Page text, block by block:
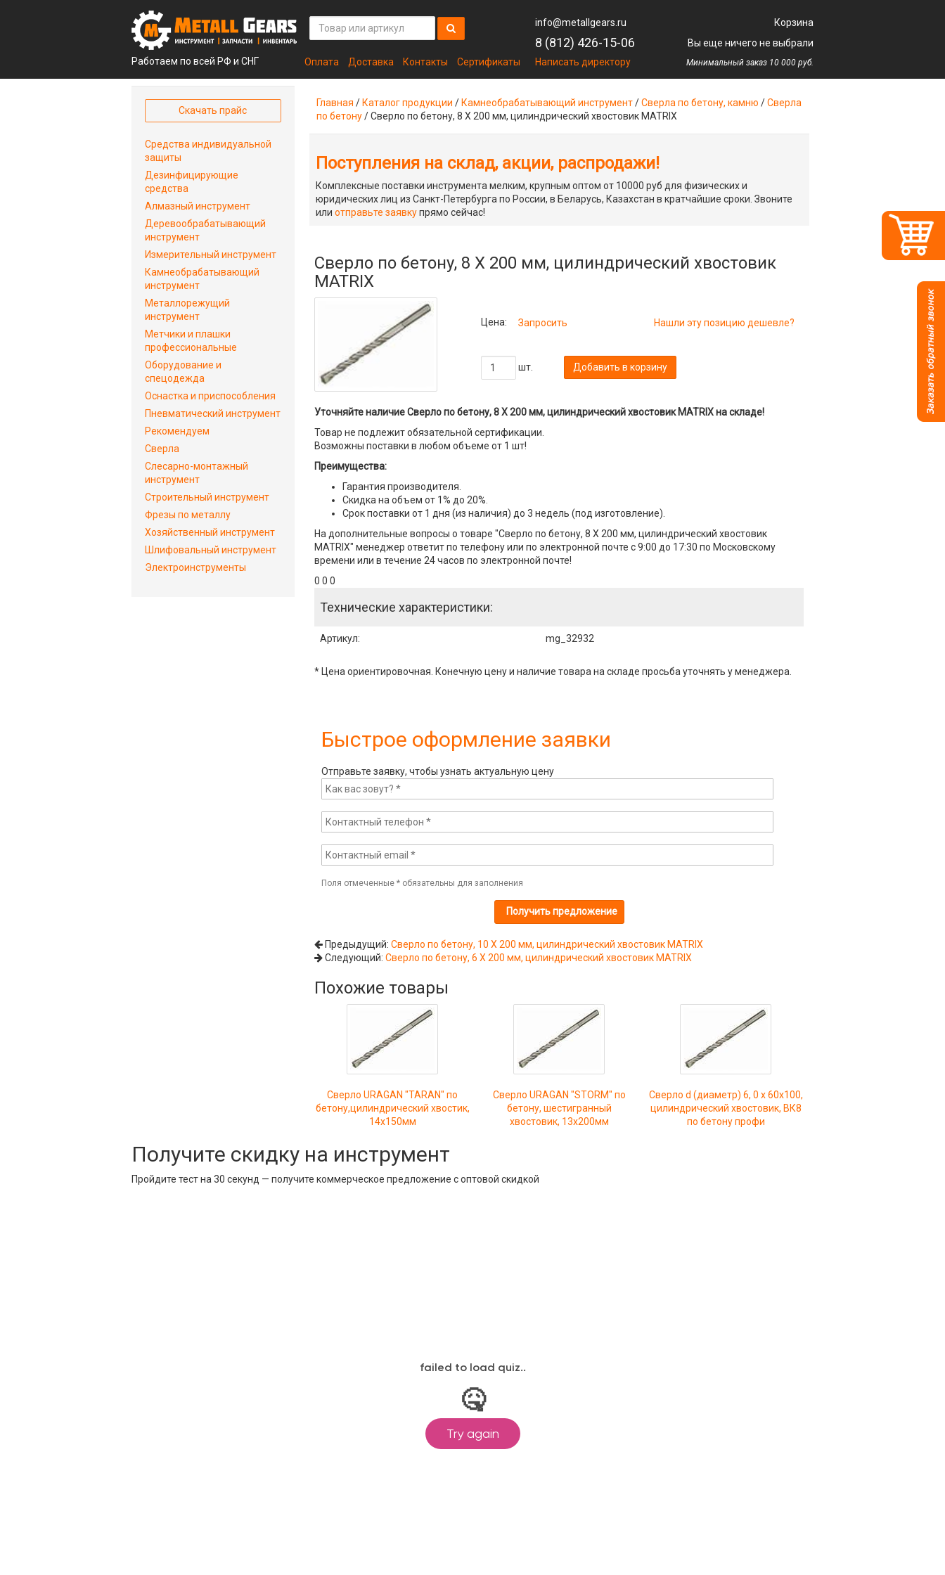
Работаем по всей РФ и СНГ Оплата Доставка Контакты Сертификаты
info@metallgears.ru
8 (812) 426-15-06
Написать директору
Корзина
Вы еще ничего не выбрали
Минимальный заказ 10 000 руб.
Главная / Каталог продукции / Камнеобрабатывающий инструмент/Сверла по бетону, камню /Сверла
по бетону/Сверло по бетону, 8 Х 200 мм, цилиндрический хвостовик MATRIX
Поступления на склад, акции, распродажи!
Комплексные поставки инструмента мелким, крупным оптом от 10000 руб для физических и
юридических лиц из Санкт-Петербурга по России, в Беларусь, Казахстан в кратчайшие сроки. Звоните
или отправьте заявкупрямо сейчас!
Сверло по бетону, 8 Х 200 мм, цилиндрический хвостовик
MATRIX
Цена: Запросить Нашли эту позицию дешевле?
шт. Добавить в корзину
Уточняйте наличие Сверло по бетону, 8 Х 200 мм, цилиндрический хвостовик MATRIX на складе!
Товар не подлежит обязательной сертификации.
Возможны поставки в любом объеме от 1 шт!
Преимущества:
Гарантия производителя.
Скидка на объем от 1% до 20%.
Срок поставки от 1 дня (из наличия) до 3 недель (под изготовление).
На дополнительные вопросы о товаре "Сверло по бетону, 8 Х 200 мм, цилиндрический хвостовик
MATRIX" менеджер ответит по телефону или по электронной почте с 9:00 до 17:30 по Московскому
времени или в течение 24 часов по электронной почте!
0 0 0
Технические характеристики:
Артикул: mg_32932
* Цена ориентировочная. Конечную цену и наличие товара на складе просьба уточнять у менеджера.
Быстрое оформление заявки
Отправьте заявку, чтобы узнать актуальную цену
Поля отмеченные *обязательны для заполнения
Предыдущий: Сверло по бетону, 10 Х 200 мм, цилиндрический хвостовик MATRIX
Следующий: Сверло по бетону, 6 Х 200 мм, цилиндрический хвостовик MATRIX
Похожие товары
Сверло URAGAN "TARAN" по
бетону,цилиндрический хвостик,
14х150мм
Сверло URAGAN "STORM" по
бетону, шестигранный
хвостовик, 13х200мм
Сверло d (диаметр) 6, 0 х 60х100,
цилиндрический хвостовик, ВК8
по бетону профи
Скачать прайс
Средства индивидуальной
защиты
Дезинфицирующие
средства
Алмазный инструмент
Деревообрабатывающий
инструмент
Измерительный инструмент
Камнеобрабатывающий
инструмент
Металлорежущий
инструмент
Метчики и плашки
профессиональные
Оборудование и
спецодежда
Оснастка и приспособления
Пневматический инструмент
Рекомендуем
Сверла
Слесарно-монтажный
инструмент
Строительный инструмент
Фрезы по металлу
Хозяйственный инструмент
Шлифовальный инструмент
Электроинструменты
Получите скидку на инструмент
Пройдите тест на 30 секунд — получите коммерческое предложение с оптовой скидкой